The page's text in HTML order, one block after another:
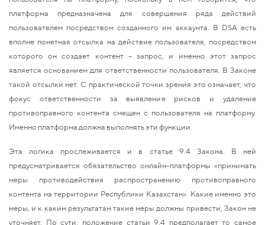
платформа предназначена для совершения ряда действий
пользователем посредством созданного им аккаунта. В DSA есть
вполне понятная отсылка на действие пользователя, посредством
которого он создает контент – запрос, и именно этот запрос
является основанием для ответственности пользователя. В Законе
такой отсылки нет. С практической точки зрения это означает, что
фокус ответственности за выявление рисков и удаление
противоправного контента смещен с пользователя на платформу.
Именно платформа должна выполнять эти функции.
Эта логика прослеживается и в статье 9.4 Закона. В ней
предусматривается обязательство онлайн-платформы «принимать
меры противодействия распространению противоправного
контента на территории Республики Казахстан». Какие именно это
меры, и к каким результатам такие меры должны привести, Закон не
уточняет. По сути, положение статьи 9.4 предполагает то самое